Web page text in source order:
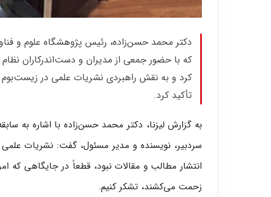
دکتر محمد حسن‌زاده، رئیس پژوهشگاه علوم و
که با حضور جمعی از مدیران و دست‌اندرکاران
کرد و به نقش راهبردی نشریات علمی در
تأکید کرد.
به گزارش لیزنا، دکتر محمد حسن‌زاده با اشاره به
سردبیر، نویسنده و مدیر مسئول، گفت: نشریات
انتشار مطالب و مقالات نبود، قطعاً در جایگاهی که
زحمت می‌کشند، تشکر کنیم.